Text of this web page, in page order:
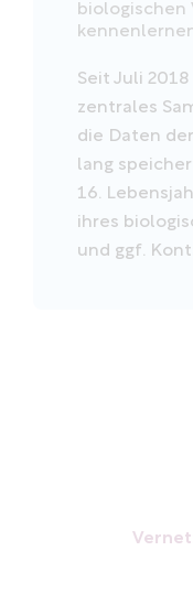
biologischen
Seit Juli
zentrales
die Daten
lang
16.
ihres
und ggf.